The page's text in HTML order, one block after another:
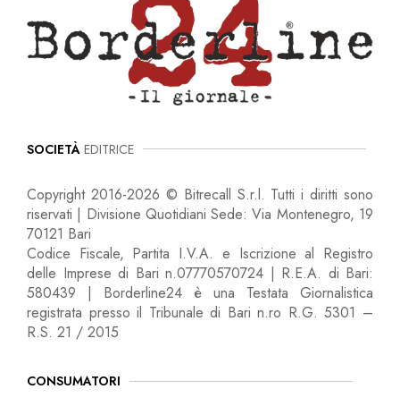
SOCIETÀ EDITRICE
Copyright 2016-2026 © Bitrecall S.r.l. Tutti i diritti sono
riservati | Divisione Quotidiani Sede: Via Montenegro, 19
70121 Bari
Codice Fiscale, Partita I.V.A. e Iscrizione al Registro
delle Imprese di Bari n.07770570724 | R.E.A. di Bari:
580439 | Borderline24 è una Testata Giornalistica
registrata presso il Tribunale di Bari n.ro R.G. 5301 –
R.S. 21 / 2015
CONSUMATORI